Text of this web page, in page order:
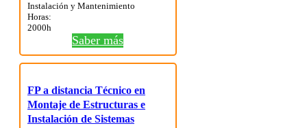
Instalación y Mantenimiento
Horas:
2000h
Saber más
FP a distancia Técnico en
Montaje de Estructuras e
Instalación de Sistemas